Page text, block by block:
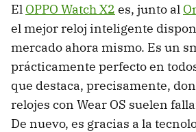
El OPPO Watch X2 es, junto al
el mejor reloj inteligente
mercado ahora mismo. Es un
prácticamente perfecto en
que destaca, precisamente,
relojes con Wear OS suelen
De nuevo, es gracias a la